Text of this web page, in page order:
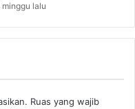
minggu lalu
Ruas yang wajib